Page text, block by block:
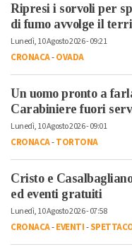
Ripresi i sorvoli per
di fumo avvolge il
Lunedì, 10 Agosto 2026 - 09:21
CRONACA-OVADA
Un uomo pronto a
Carabiniere fuori
Lunedì, 10 Agosto 2026 - 09:01
CRONACA-TORTONA
Cristo e
ed eventi gratuiti
Lunedì, 10 Agosto 2026 - 07:58
CRONACA-EVENTI-